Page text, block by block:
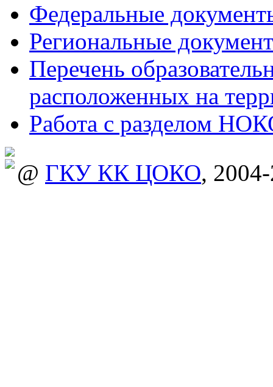
Федеральные
Региональные
Перечень
расположенных на
Работа с разделом
@ ГКУ КК ЦОКО,